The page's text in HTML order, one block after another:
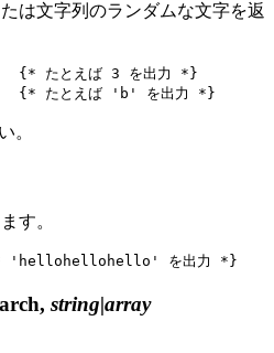
は文字列のランダムな文字を返
たとえば 3 を出力 *}
。
す。
string|array